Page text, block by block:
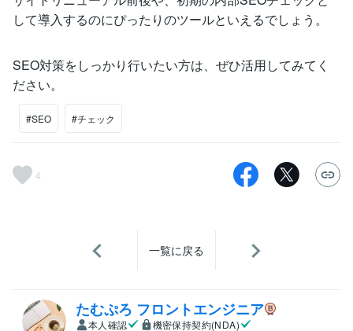
して導入するのにぴったりのツールといえるでしょう。
SEO対策をしっかり行いたい方は、ぜひ活用してみてく
ださい。
#SEO #チェック
4
一覧に戻る
たむぷろ フロントエンジニア
本人確認
機密保持契約(NDA)